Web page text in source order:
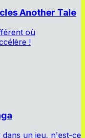
Another Tale
où
!
dans un jeu, n'est-ce